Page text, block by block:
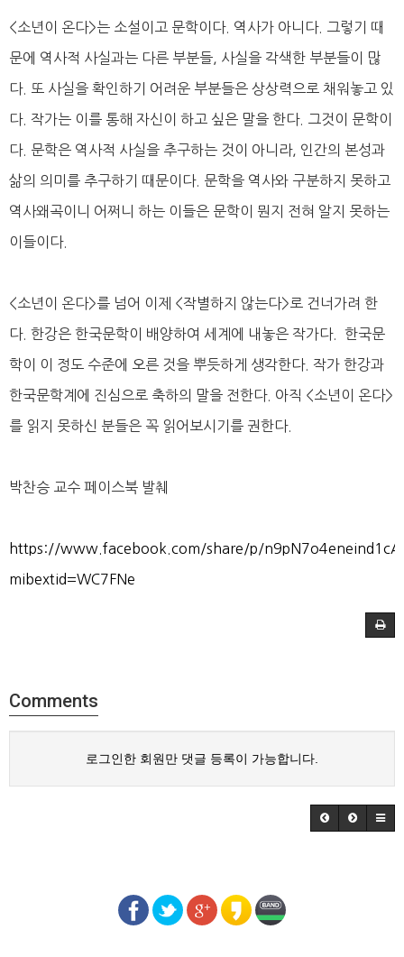
<소년이 온다>는 소설이고 문학이다. 역사가 아니다. 그렇기 때
문에 역사적 사실과는 다른 부분들, 사실을 각색한 부분들이 많
다. 또 사실을 확인하기 어려운 부분들은 상상력으로 채워놓고 있
다. 작가는 이를 통해 자신이 하고 싶은 말을 한다. 그것이 문학이
다. 문학은 역사적 사실을 추구하는 것이 아니라, 인간의 본성과
삶의 의미를 추구하기 때문이다. 문학을 역사와 구분하지 못하고
역사왜곡이니 어쩌니 하는 이들은 문학이 뭔지 전혀 알지 못하는
이들이다.
<소년이 온다>를 넘어 이제 <작별하지 않는다>로 건너가려 한
다. 한강은 한국문학이 배양하여 세계에 내놓은 작가다. 한국문
학이 이 정도 수준에 오른 것을 뿌듯하게 생각한다. 작가 한강과
한국문학계에 진심으로 축하의 말을 전한다. 아직 <소년이 온다>
를 읽지 못하신 분들은 꼭 읽어보시기를 권한다.
박찬승 교수 페이스북 발췌
https://www.facebook.com/share/p/
mibextid=WC7FNe
Comments
로그인한 회원만 댓글 등록이 가능합니다.